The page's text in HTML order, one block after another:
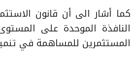
كما أشار الى أن قانون
النافذة الموحدة على
المستثمرين للمساهمة في